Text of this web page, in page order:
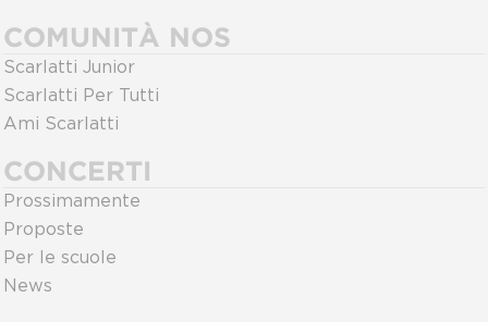
COMUNITÀ NOS
Scarlatti Junior
Scarlatti Per Tutti
Ami Scarlatti
CONCERTI
Prossimamente
Proposte
Per le scuole
News